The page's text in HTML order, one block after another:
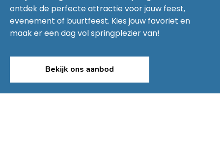
ontdek de perfecte attractie voor jouw feest,
evenement of buurtfeest. Kies jouw favoriet en
maak er een dag vol springplezier van!
Bekijk ons aanbod